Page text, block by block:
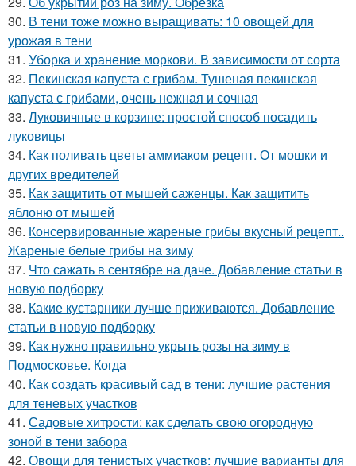
30. В тени тоже можно выращивать: 10 овощей для
урожая в тени
31. Уборка и хранение моркови. В зависимости от сорта
32. Пекинская капуста с грибам. Тушеная пекинская
капуста с грибами, очень нежная и сочная
33. Луковичные в корзине: простой способ посадить
луковицы
34. Как поливать цветы аммиаком рецепт. От мошки и
других вредителей
35. Как защитить от мышей саженцы. Как защитить
яблоню от мышей
36. Консервированные жареные грибы вкусный рецепт..
Жареные белые грибы на зиму
37. Что сажать в сентябре на даче. Добавление статьи в
новую подборку
38. Какие кустарники лучше приживаются. Добавление
статьи в новую подборку
39. Как нужно правильно укрыть розы на зиму в
Подмосковье. Когда
40. Как создать красивый сад в тени: лучшие растения
для теневых участков
41. Садовые хитрости: как сделать свою огородную
зоной в тени забора
42. Овощи для тенистых участков: лучшие варианты для